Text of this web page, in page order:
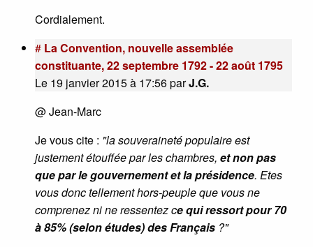
Cordialement.
# La Convention, nouvelle assemblée
constituante, 22 septembre 1792 - 22 août 1795
Le 19 janvier 2015 à 17:56parJ.G.
@ Jean-Marc
Je vous cite : "la souveraineté populaire est
justement étouffée par les chambres, et non pas
que par le gouvernement et la présidence. Etes
vous donc tellement hors-peuple que vous ne
comprenez ni ne ressentez ce qui ressort pour 70
à 85% (selon études) des Français ?"